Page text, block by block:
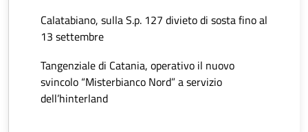
Calatabiano, sulla S.p. 127 divieto di sosta fino al
13 settembre
Tangenziale di Catania, operativo il nuovo
svincolo “Misterbianco Nord” a servizio
dell’hinterland